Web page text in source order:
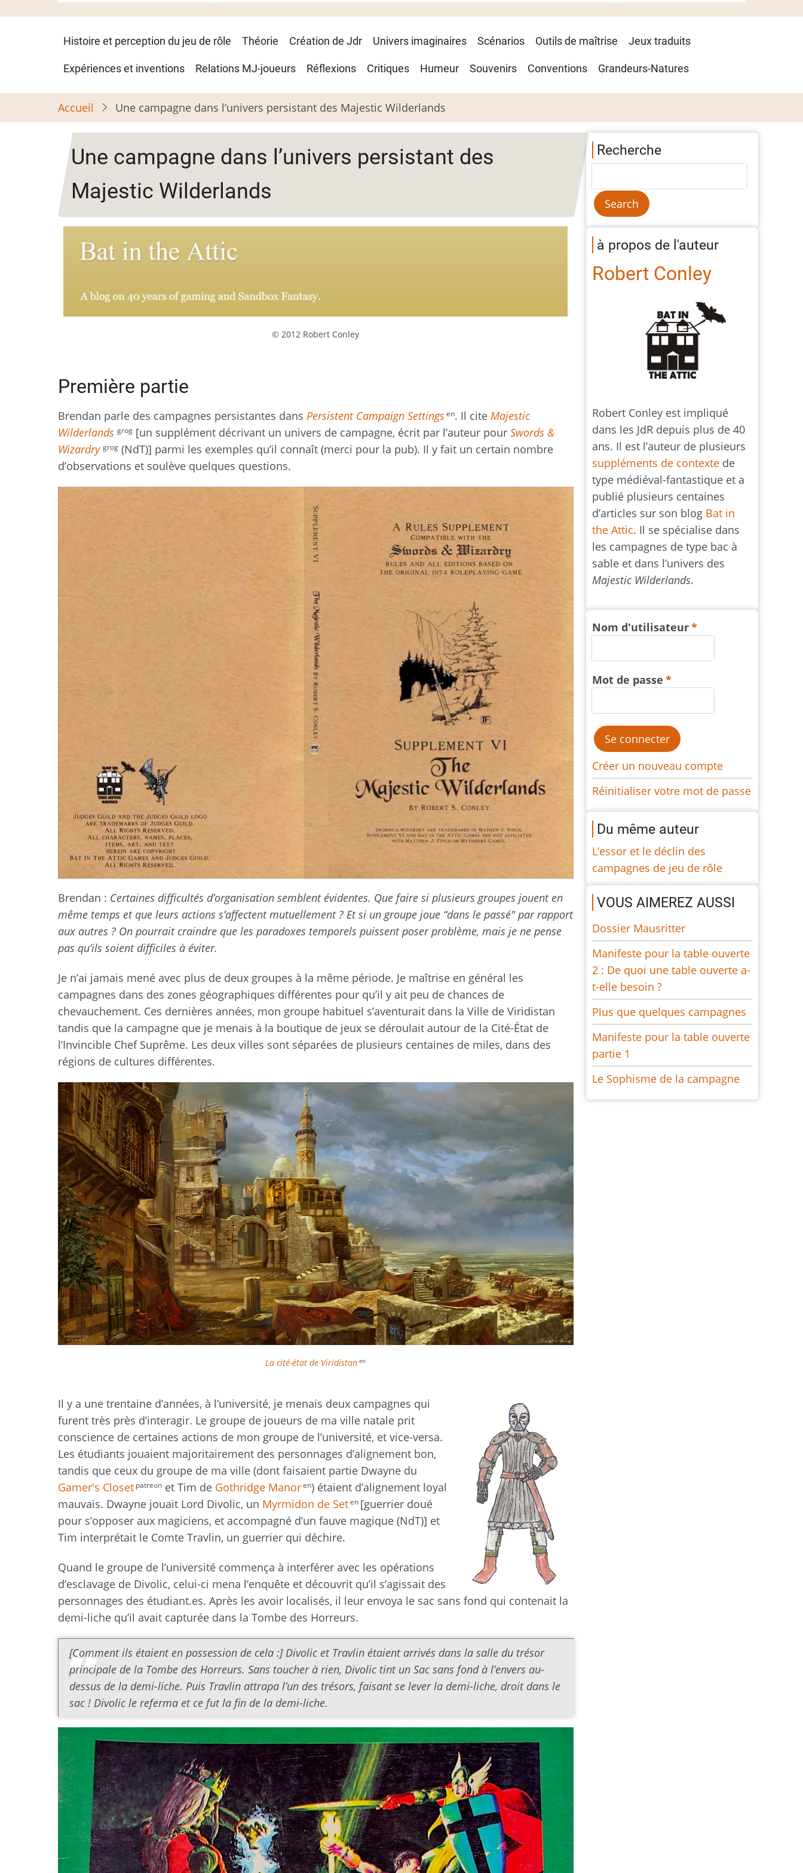
Navigation
principale
Histoire et perception du jeu de rôle Théorie Création de Jdr Univers imaginaires Scénarios Outils de maîtrise Jeux traduits
Expériences et inventions Relations MJ-joueurs Réflexions Critiques Humeur Souvenirs Conventions Grandeurs-Natures
Accueil Une campagne dans l’univers persistant des Majestic Wilderlands
Une campagne dans l’univers persistant des
Majestic Wilderlands
© 2012 Robert Conley
Première partie
Brendan parle des campagnes persistantes dans Persistent Campaign Settingsen. Il cite Majestic
Wilderlands grog [un supplément décrivant un univers de campagne, écrit par l’auteur pour Swords &
Wizardry grog (NdT)] parmi les exemples qu’il connaît (merci pour la pub). Il y fait un certain nombre
d’observations et soulève quelques questions.
Brendan : Certaines difficultés d’organisation semblent évidentes. Que faire si plusieurs groupes jouent en
même temps et que leurs actions s’affectent mutuellement ? Et si un groupe joue “dans le passé" par rapport
aux autres ? On pourrait craindre que les paradoxes temporels puissent poser problème, mais je ne pense
pas qu’ils soient difficiles à éviter.
Je n’ai jamais mené avec plus de deux groupes à la même période. Je maîtrise en général les
campagnes dans des zones géographiques différentes pour qu’il y ait peu de chances de
chevauchement. Ces dernières années, mon groupe habituel s’aventurait dans la Ville de Viridistan
tandis que la campagne que je menais à la boutique de jeux se déroulait autour de la Cité-État de
l’Invincible Chef Suprême. Les deux villes sont séparées de plusieurs centaines de miles, dans des
régions de cultures différentes.
La cité-état de Viridistan en
Il y a une trentaine d’années, à l’université, je menais deux campagnes qui
furent très près d’interagir. Le groupe de joueurs de ma ville natale prit
conscience de certaines actions de mon groupe de l’université, et vice-versa.
Les étudiants jouaient majoritairement des personnages d’alignement bon,
tandis que ceux du groupe de ma ville (dont faisaient partie Dwayne du
Gamer's Closet patreon et Tim de Gothridge Manoren) étaient d’alignement loyal
mauvais. Dwayne jouait Lord Divolic, un Myrmidon de Seten [guerrier doué
pour s’opposer aux magiciens, et accompagné d’un fauve magique (NdT)] et
Tim interprétait le Comte Travlin, un guerrier qui déchire.
Quand le groupe de l’université commença à interférer avec les opérations
d’esclavage de Divolic, celui-ci mena l’enquête et découvrit qu’il s’agissait des
personnages des étudiant.es. Après les avoir localisés, il leur envoya le sac sans fond qui contenait la
demi-liche qu’il avait capturée dans la Tombe des Horreurs.
[Comment ils étaient en possession de cela :] Divolic et Travlin étaient arrivés dans la salle du trésor
principale de la Tombe des Horreurs. Sans toucher à rien, Divolic tint un Sac sans fond à l’envers au-
dessus de la demi-liche. Puis Travlin attrapa l’un des trésors, faisant se lever la demi-liche, droit dans le
sac ! Divolic le referma et ce fut la fin de la demi-liche.
Recherche
à propos de l'auteur
Robert Conley
Robert Conley est impliqué
dans les JdR depuis plus de 40
ans. Il est l’auteur de plusieurs
suppléments de contexte de
type médiéval-fantastique et a
publié plusieurs centaines
d’articles sur son blog Bat in
the Attic. Il se spécialise dans
les campagnes de type bac à
sable et dans l’univers des
Majestic Wilderlands.
Nom d'utilisateur
Mot de passe
Créer un nouveau compte
Réinitialiser votre mot de passe
Du même auteur
L’essor et le déclin des
campagnes de jeu de rôle
VOUS AIMEREZ AUSSI
Dossier Mausritter
Manifeste pour la table ouverte
2 : De quoi une table ouverte a-
t-elle besoin ?
Plus que quelques campagnes
Manifeste pour la table ouverte
partie 1
Le Sophisme de la campagne